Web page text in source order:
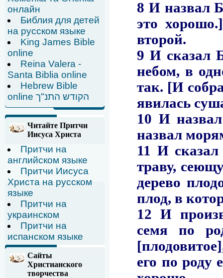
онлайн
Библия для детей
на русском языке
King James Bible
online
Reina Valera -
Santa Biblia online
Hebrew Bible
online הקודש התנ"ך
Читайте Притчи
Иисуса Христа
Притчи на
английском языке
Притчи Иисуса
Христа на русском
языке
Притчи на
украинском
Притчи на
испанском языке
Сайты
Христианского
творчества